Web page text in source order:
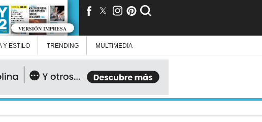
VERSIÓN IMPRESA
Y ESTILO TRENDING MULTIMEDIA